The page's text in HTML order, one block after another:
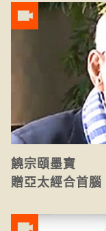
饒宗頤墨寶
贈亞太經合首腦